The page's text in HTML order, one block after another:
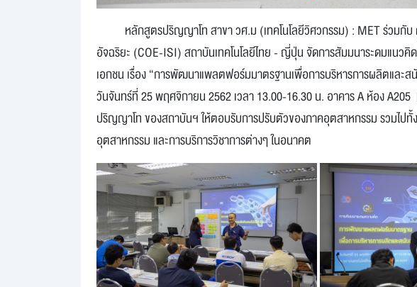
หลักสูตรปริญญาโท สาขา วศ.ม (เทคโนโลยีวิศวกรรม) : MET ร่วมกั
อัจฉริยะ (COE-ISI) สถาบันเทคโนโลยีไทย - ญี่ปุ่น จัดการสัมมนาระดมแนวคิ
เอกชน เรื่อง “การพัฒนาแพลตฟอร์มมาตรฐานเพื่อการบริหารการผลิตและ
วันจันทร์ที่ 25 พฤศจิกายน 2562 เวลา 13.00-16.30 น. อาคาร A ห้อง
ปริญญาโท ของสถาบันฯ ให้ตอบรับการปรับตัวของภาคอุตสาหกรรม รวมไป
อุตสาหกรรม และการบริการวิชาการต่างๆ ในอนาคต